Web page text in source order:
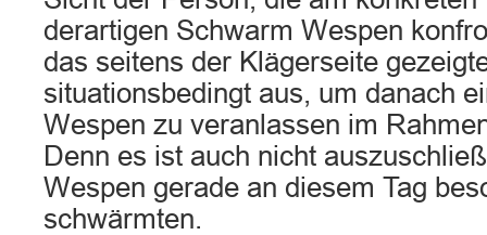
derartigen Schwarm Wespen
das seitens der Klägerseite
situationsbedingt aus, um danach
Wespen zu veranlassen im
Denn es ist auch nicht
Wespen gerade an diesem Tag
schwärmten.